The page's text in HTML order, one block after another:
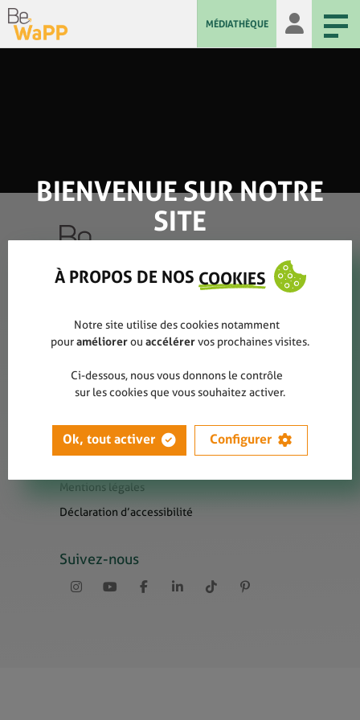
MÉDIATHÈQUE
Rapports annuels
Presse
Liens utiles
Mentions légales
Déclaration d’accessibilité
Suivez-nous
BIENVENUE SUR NOTRE
SITE
À PROPOS DE NOS COOKIES
Notre site utilise des cookies notamment
pouraméliorerou accélérervos prochaines visites.
Ci-dessous, nous vous donnons le contrôle
sur les cookies que vous souhaitez activer.
Ok, tout activer Configurer